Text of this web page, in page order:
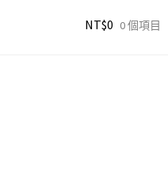
字:
NT$0 0 個項目